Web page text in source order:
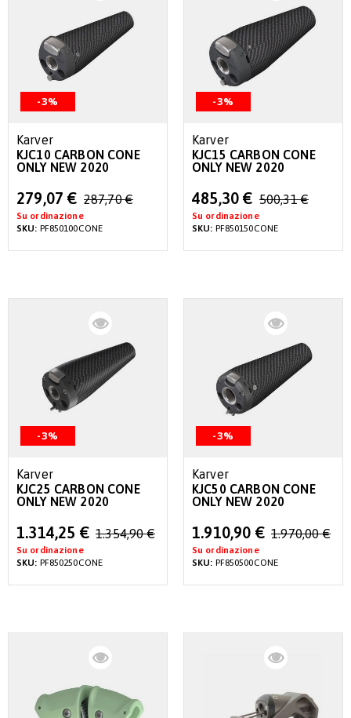
-3%
Karver
KJC10 CARBON CONE
ONLY NEW 2020
Special
Price
279,07 € 287,70 €
Su ordinazione
SKU: PF850100CONE
-3%
Karver
KJC15 CARBON CONE
ONLY NEW 2020
Special
Price
485,30 € 500,31 €
Su ordinazione
SKU: PF850150CONE
-3%
Karver
KJC25 CARBON CONE
ONLY NEW 2020
Special
Price
1.314,25 € 1.354,90 €
Su ordinazione
SKU: PF850250CONE
-3%
Karver
KJC50 CARBON CONE
ONLY NEW 2020
Special
Price
1.910,90 € 1.970,00 €
Su ordinazione
SKU: PF850500CONE